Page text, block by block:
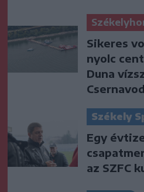
Sikeres
nyolc
Duna
Székely
Egy
az SZFC